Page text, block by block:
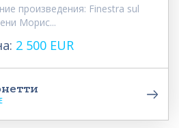
произведения: Finestra sul
Морис...
2 500 EUR